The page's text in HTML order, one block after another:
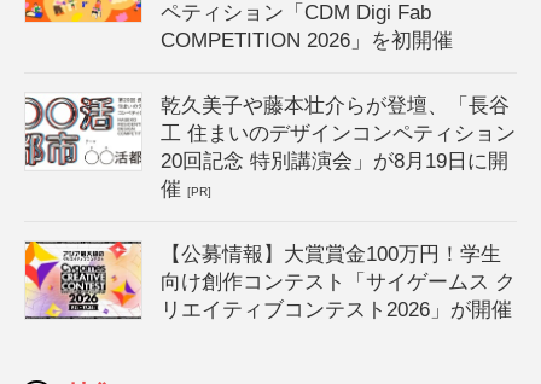
ペティション「CDM Digi Fab
COMPETITION 2026」を初開催
乾久美子や藤本壮介らが登壇、「長谷
工 住まいのデザインコンペティション
20回記念 特別講演会」が8月19日に開
催[PR]
【公募情報】大賞賞金100万円！学生
向け創作コンテスト「サイゲームス ク
リエイティブコンテスト2026」が開催